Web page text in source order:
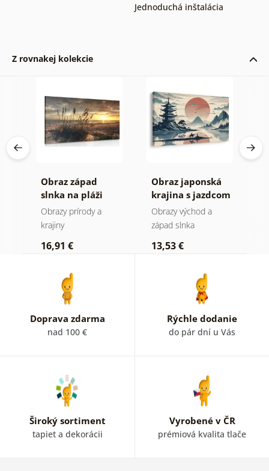
Jednoduchá inštalácia
Z rovnakej kolekcie
Obraz západ
slnka na pláži
Obrazy prírody a
krajiny
16,91 €
Obraz japonská
krajina s jazdcom
Obrazy východ a
západ slnka
13,53 €
Doprava zdarma
nad 100 €
Rýchle dodanie
do pár dní u Vás
Široký sortiment
tapiet a dekorácii
Vyrobené v ČR
prémiová kvalita tlače